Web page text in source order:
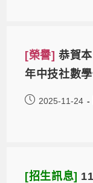
[榮譽]恭賀
年中技社數
2025-11-24
[招生訊息]